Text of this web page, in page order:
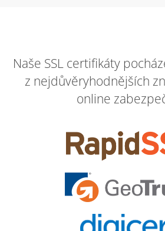
Naše SSL certifikáty
z nejdůvěryhodnějších
online